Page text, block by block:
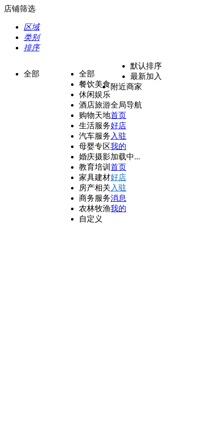
店铺筛选
区域
类别
排序
全部
全部
餐饮美食
休闲娱乐
酒店旅游
购物天地
生活服务
汽车服务
母婴专区
婚庆摄影
教育培训
家具建材
房产相关
商务服务
农林牧渔
自定义
默认排序
最新加入
附近商家
全局导航
首页
好店
入驻
我的
加载中...
首页
好店
入驻
消息
我的